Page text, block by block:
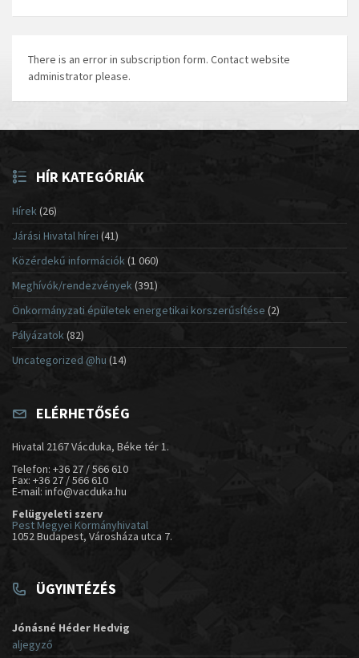
There is an error in subscription form. Contact website
administrator please.
HÍR KATEGÓRIÁK
Hírek(26)
Járási Hivatal hírei (41)
Közérdekű információk(1 060)
Meghívók/rendezvények (391)
Önkormányzati épületek energetikai korszerűsítése (2)
Pályázatok (82)
Uncategorized @hu (14)
ELÉRHETŐSÉG
Hivatal 2167 Vácduka, Béke tér 1.
Telefon: +36 27 / 566 610
Fax: +36 27 / 566 610
E-mail: info@vacduka.hu
Felügyeleti szerv
Pest Megyei Kormányhivatal
1052 Budapest, Városháza utca 7.
ÜGYINTÉZÉS
Jónásné Héder Hedvig
aljegyző